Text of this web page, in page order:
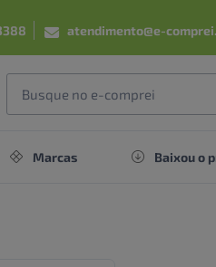
atendimento@e-
Marcas Baixou o